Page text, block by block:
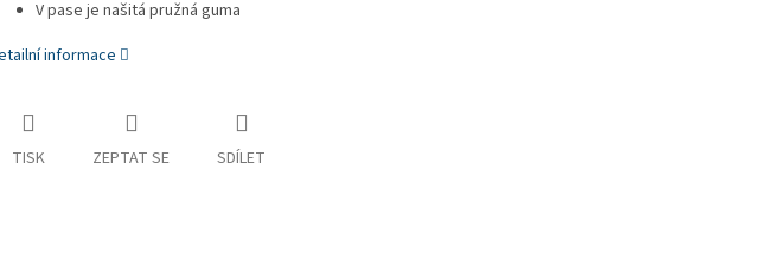
V pase je našitá pružná guma
informace
TISK ZEPTAT SE SDÍLET